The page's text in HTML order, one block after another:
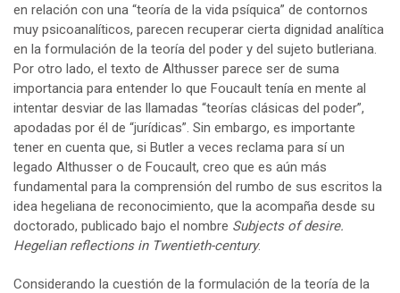
en relación con una “teoría de la vida psíquica” de contornos
muy psicoanalíticos, parecen recuperar cierta dignidad analítica
en la formulación de la teoría del poder y del sujeto butleriana.
Por otro lado, el texto de Althusser parece ser de suma
importancia para entender lo que Foucault tenía en mente al
intentar desviar de las llamadas “teorías clásicas del poder”,
apodadas por él de “jurídicas”. Sin embargo, es importante
tener en cuenta que, si Butler a veces reclama para sí un
legado Althusser o de Foucault, creo que es aún más
fundamental para la comprensión del rumbo de sus escritos la
idea hegeliana de reconocimiento, que la acompaña desde su
doctorado, publicado bajo el nombre Subjects of desire.
Hegelian reflections in Twentieth-century.
Considerando la cuestión de la formulación de la teoría de la